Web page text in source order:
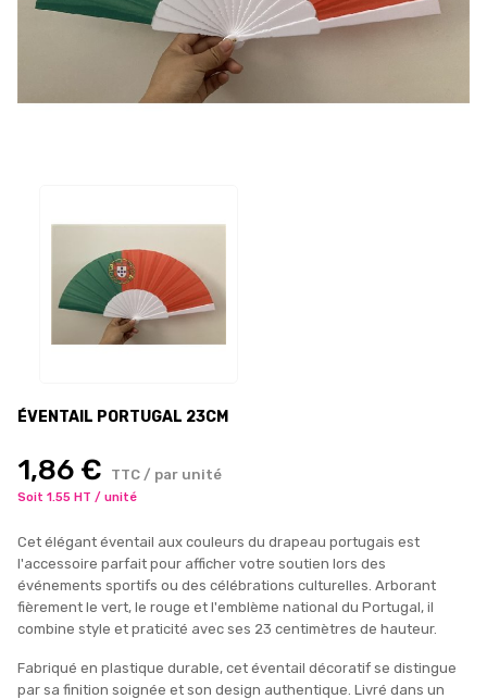
ÉVENTAIL PORTUGAL 23CM
1,86 € TTC / par unité
Soit 1.55 HT / unité
Cet élégant éventail aux couleurs du drapeau portugais est
l'accessoire parfait pour afficher votre soutien lors des
événements sportifs ou des célébrations culturelles. Arborant
fièrement le vert, le rouge et l'emblème national du Portugal, il
combine style et praticité avec ses 23 centimètres de hauteur.
Fabriqué en plastique durable, cet éventail décoratif se distingue
par sa finition soignée et son design authentique. Livré dans un